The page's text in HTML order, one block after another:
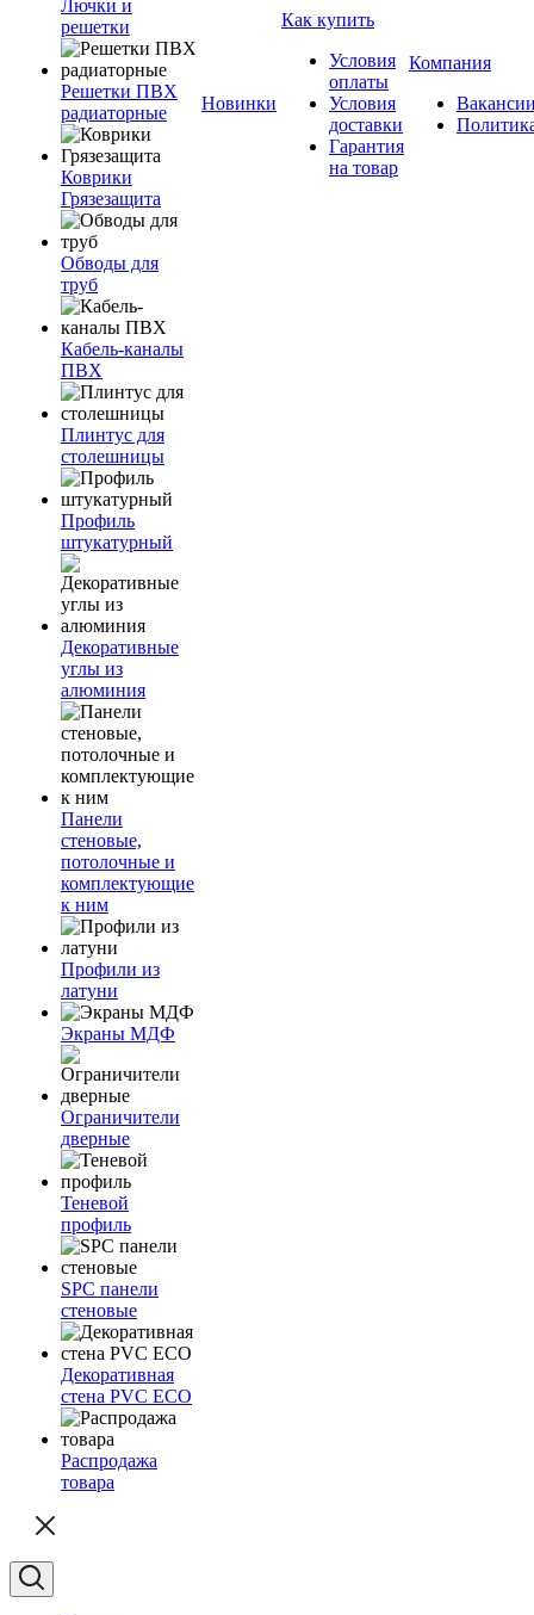
Лючки и
решетки
Решетки ПВХ
радиаторные
Коврики
Грязезащита
Обводы для
труб
Кабель-каналы
ПВХ
Плинтус для
столешницы
Профиль
штукатурный
Декоративные
углы из
алюминия
Панели
стеновые,
потолочные и
комплектующие
к ним
Профили из
латуни
Экраны МДФ
Ограничители
дверные
Теневой
профиль
SPC панели
стеновые
Декоративная
стена PVC ECO
Распродажа
товара
Новинки
Как купить
Условия
оплаты
Условия
доставки
Гарантия
на товар
Компания